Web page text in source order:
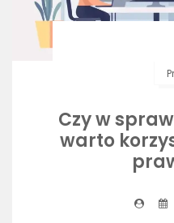
Czy w
warto